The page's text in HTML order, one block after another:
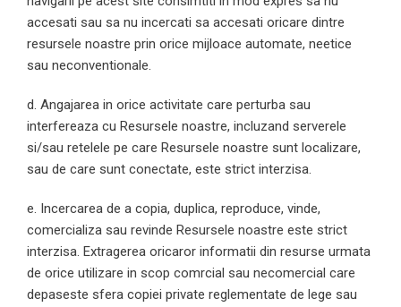
accesati sau sa nu incercati sa accesati oricare dintre
resursele noastre prin orice mijloace automate, neetice
sau neconventionale.
d. Angajarea in orice activitate care perturba sau
interfereaza cu Resursele noastre, incluzand serverele
si/sau retelele pe care Resursele noastre sunt localizare,
sau de care sunt conectate, este strict interzisa.
e. Incercarea de a copia, duplica, reproduce, vinde,
comercializa sau revinde Resursele noastre este strict
interzisa. Extragerea oricaror informatii din resurse urmata
de orice utilizare in scop comrcial sau necomercial care
depaseste sfera copiei private reglementate de lege sau